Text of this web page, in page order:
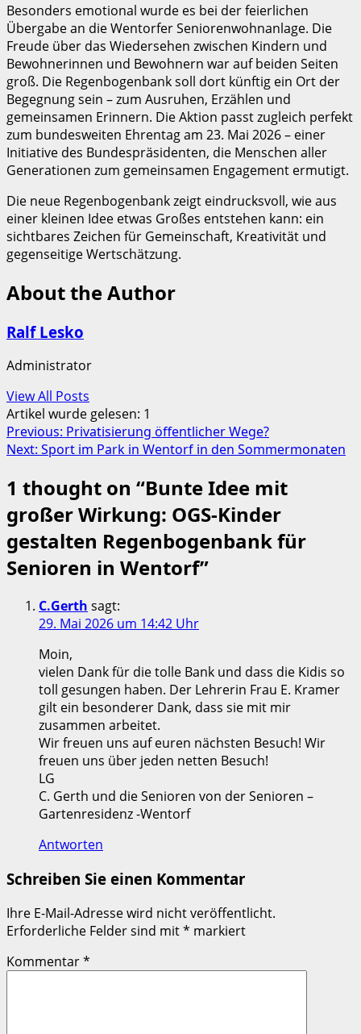
Besonders emotional wurde es bei der feierlichen
Übergabe an die Wentorfer Seniorenwohnanlage. Die
Freude über das Wiedersehen zwischen Kindern und
Bewohnerinnen und Bewohnern war auf beiden Seiten
groß. Die Regenbogenbank soll dort künftig ein Ort der
Begegnung sein – zum Ausruhen, Erzählen und
gemeinsamen Erinnern. Die Aktion passt zugleich perfekt
zum bundesweiten Ehrentag am 23. Mai 2026 – einer
Initiative des Bundespräsidenten, die Menschen aller
Generationen zum gemeinsamen Engagement ermutigt.
Die neue Regenbogenbank zeigt eindrucksvoll, wie aus
einer kleinen Idee etwas Großes entstehen kann: ein
sichtbares Zeichen für Gemeinschaft, Kreativität und
gegenseitige Wertschätzung.
About the Author
Ralf Lesko
Administrator
View All Posts
Artikel wurde gelesen: 1
Post
navigation
Previous: Privatisierung öffentlicher Wege?
Next: Sport im Park in Wentorf in den Sommermonaten
1 thought on “Bunte Idee mit
großer Wirkung: OGS-Kinder
gestalten Regenbogenbank für
Senioren in Wentorf”
C.Gerth sagt:
29. Mai 2026 um 14:42 Uhr
Moin,
vielen Dank für die tolle Bank und dass die Kidis so
toll gesungen haben. Der Lehrerin Frau E. Kramer
gilt ein besonderer Dank, dass sie mit mir
zusammen arbeitet.
Wir freuen uns auf euren nächsten Besuch! Wir
freuen uns über jeden netten Besuch!
LG
C. Gerth und die Senioren von der Senioren –
Gartenresidenz -Wentorf
Antworten
Schreiben Sie einen Kommentar
Ihre E-Mail-Adresse wird nicht veröffentlicht.
Erforderliche Felder sind mit* markiert
Kommentar*